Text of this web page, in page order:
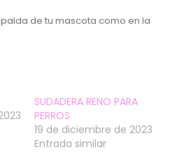
de tu mascota como en la
SUDADERA RENO PARA
PERROS
19 de diciembre de 2023
Entrada similar